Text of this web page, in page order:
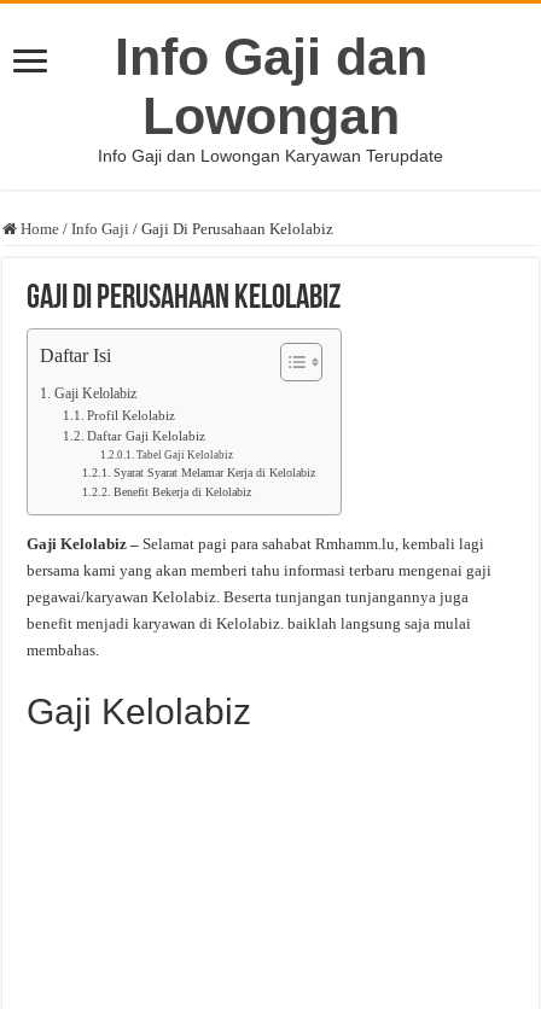
Info Gaji dan
Lowongan
Info Gaji dan Lowongan Karyawan Terupdate
Home / Info Gaji / Gaji Di Perusahaan Kelolabiz
Gaji Di Perusahaan Kelolabiz
Daftar Isi
Gaji Kelolabiz
Profil Kelolabiz
Daftar Gaji Kelolabiz
Tabel Gaji Kelolabiz
Syarat Syarat Melamar Kerja di Kelolabiz
Benefit Bekerja di Kelolabiz
Gaji Kelolabiz –Selamat pagi para sahabat Rmhamm.lu, kembali lagi
bersama kami yang akan memberi tahu informasi terbaru mengenai gaji
pegawai/karyawan Kelolabiz. Beserta tunjangan tunjangannya juga
benefit menjadi karyawan di Kelolabiz. baiklah langsung saja mulai
membahas.
Gaji Kelolabiz